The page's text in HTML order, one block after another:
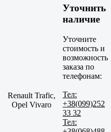
Renault Trafic,
Opel Vivaro
Уточнить
наличие
Уточните
стоимость и
возможность
заказа по
телефонам:
Тел:
+38(099)252
33 32
Тел: